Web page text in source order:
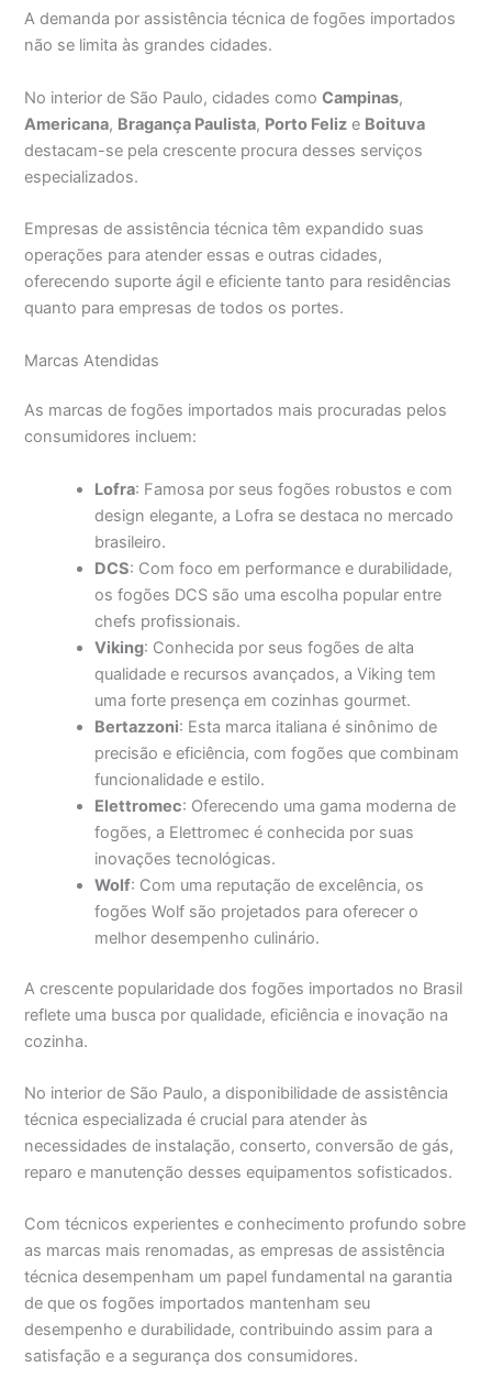
A demanda por assistência técnica de fogões importados
não se limita às grandes cidades.
No interior de São Paulo, cidades comoCampinas,
Americana, Bragança Paulista, Porto Feliz e Boituva
destacam-se pela crescente procura desses serviços
especializados.
Empresas de assistência técnica têm expandido suas
operações para atender essas e outras cidades,
oferecendo suporte ágil e eficiente tanto para residências
quanto para empresas de todos os portes.
Marcas Atendidas
As marcas de fogões importados mais procuradas pelos
consumidores incluem:
Lofra: Famosa por seus fogões robustos e com
design elegante, a Lofra se destaca no mercado
brasileiro.
DCS: Com foco em performance e durabilidade,
os fogões DCS são uma escolha popular entre
chefs profissionais.
Viking: Conhecida por seus fogões de alta
qualidade e recursos avançados, a Viking tem
uma forte presença em cozinhas gourmet.
Bertazzoni: Esta marca italiana é sinônimo de
precisão e eficiência, com fogões que combinam
funcionalidade e estilo.
Elettromec: Oferecendo uma gama moderna de
fogões, a Elettromec é conhecida por suas
inovações tecnológicas.
Wolf: Com uma reputação de excelência, os
fogões Wolf são projetados para oferecer o
melhor desempenho culinário.
A crescente popularidade dos fogões importados no Brasil
reflete uma busca por qualidade, eficiência e inovação na
cozinha.
No interior de São Paulo, a disponibilidade de assistência
técnica especializada é crucial para atender às
necessidades de instalação, conserto, conversão de gás,
reparo e manutenção desses equipamentos sofisticados.
Com técnicos experientes e conhecimento profundo sobre
as marcas mais renomadas, as empresas de assistência
técnica desempenham um papel fundamental na garantia
de que os fogões importados mantenham seu
desempenho e durabilidade, contribuindo assim para a
satisfação e a segurança dos consumidores.